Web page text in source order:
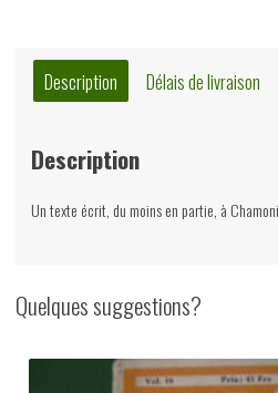
auto-
édition,
Description Délais de livraison
Description
Un texte écrit, du moins en partie, à
Quelques suggestions?